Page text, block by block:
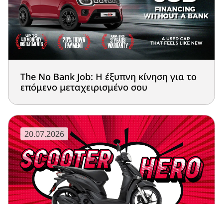
The No Bank Job: Η έξυπνη κίνηση για το
επόμενο μεταχειρισμένο σου
20.07.2026